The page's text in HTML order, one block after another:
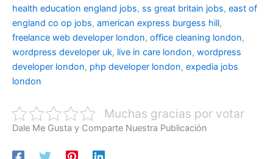
health education england jobs, ss great britain jobs, east of
england co op jobs, american express burgess hill,
freelance web developer london, office cleaning london,
wordpress developer uk, live in care london, wordpress
developer london, php developer london, expedia jobs
london
Muchas gracias por votar
Dale Me Gusta y Comparte Nuestra Publicación